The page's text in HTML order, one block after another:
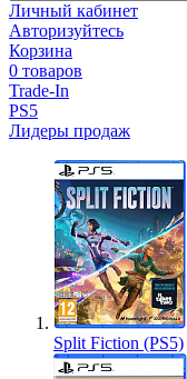
Личный кабинет
Авторизуйтесь
Корзина
0 товаров
Trade-In
PS5
Лидеры продаж
Split Fiction (PS5)